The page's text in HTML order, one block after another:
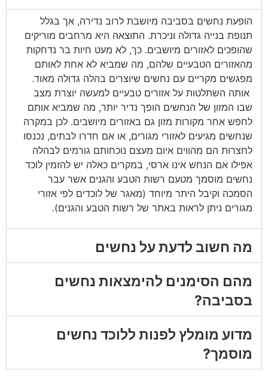
הופעת נחשים בסביבה מיושבת לרוב נדירה, אך בגלל
תנופת בנייה גדולה וניכרת. התוצאה היא מרחבים מוריקים
שהופכים לאזורים מיושבים. כך, לא מעט חיות בר נדחקות
מהאזורים הטבעיים שלהם, מה שמביא לא אחת לאותם
מפגשים מקריים עם נחשים שיוצרים בהלה גדולה מאוד.
אותה השתלטות על אזורים טבעיים למעשה יוצרת מצב
שבו המזון של הנחשים הופך נדיר יותר, מה שמביא אותם
לחפש אחר מקורות מזון גם באזורים מיושבים. לכן במקרה
שנחשים מגיעים לאזורי מגורים, או אם חדרו לבתים, נכנסו
לחצרות הם מהווים איום מעצם נוכחותם גורמים לבהלה
אפילו אם הנחש אינו ארסי, במקרים כאלה יש להזמין לוכד
נחשים מוסמך מטעם רשות הטבע והגנים אשר עבר
הסמכה וקיבל היתר מיוחד (מאגר של לוכדים לפי אזורי
מגורים ניתן לראות באתר של רשות הטבע והגנים).
מה חשוב לדעת על נחשים
מהם הסימנים להימצאות נחשים
בסביבה?
מדוע מומלץ לפנות ללוכד נחשים
מוסמך?